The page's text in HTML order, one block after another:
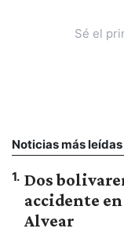
Sé el
Noticias más leídas
1. Dos
accidente
Alvear